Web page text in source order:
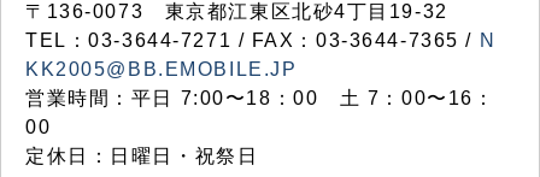
〒136-0073 東京都江東区北砂4丁目19-32
TEL：03‐3644‐7271 / FAX：03-3644-7365 / N
KK2005@BB.EMOBILE.JP
営業時間：平日 7:00〜18：00 土 7：00〜16：
00
定休日：日曜日・祝祭日